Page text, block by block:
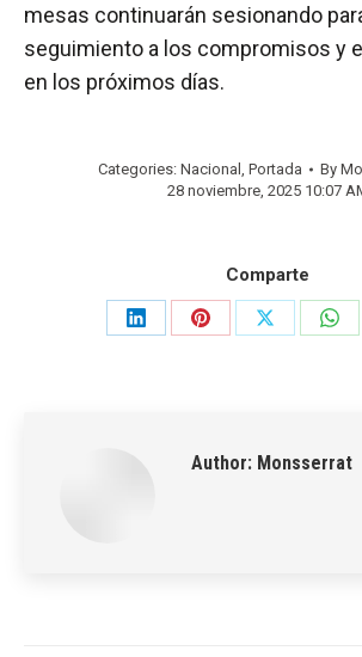
mesas continuarán sesionando
seguimiento a los compromisos y
en los próximos días.
Categories: Nacional Portada By
28 noviembre, 2025 10:07
Comparte
Share
Share
Share
Author: Monsserrat